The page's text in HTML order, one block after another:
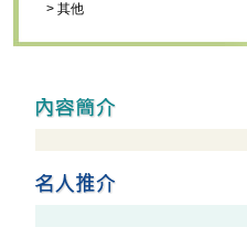
> 其他